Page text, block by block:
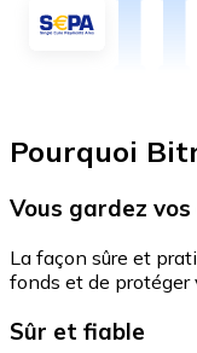
Pourquoi
Vous gardez
La façon sûre et
fonds et de
Sûr et fiable